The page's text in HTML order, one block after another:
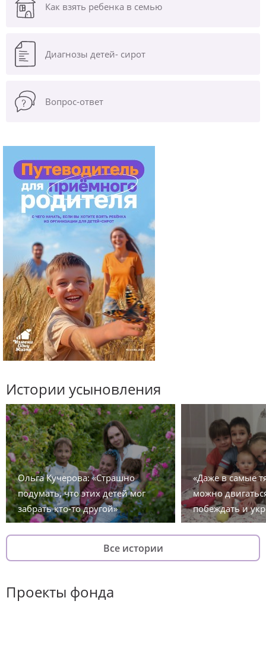
Как взять ребенка в семью
Диагнозы детей- сирот
Вопрос-ответ
Истории усыновления
Ольга Кучерова: «Страшно
подумать, что этих детей мог
забрать кто-то другой»
«Даже в самые
можно
побеждать и
Все истории
Проекты фонда